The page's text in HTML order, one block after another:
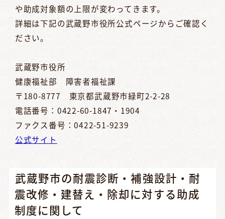
や助成対象額の上限が変わってきます。
詳細は下記の武蔵野市役所公式ページからご確認く
ださい。
武蔵野市役所
健康福祉部 障害者福祉課
〒180-8777 東京都武蔵野市緑町2-2-28
電話番号：0422-60-1847・1904
ファクス番号：0422-51-9239
公式サイト
武蔵野市の耐震診断・補強設計・耐
震改修・建替え・除却に対する助成
制度に関して